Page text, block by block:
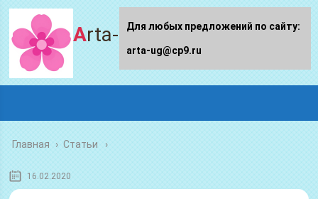
Arta-ug.ru
Главная › Статьи
16.02.2020
Для любых предложений по сайту:
arta-ug@cp9.ru